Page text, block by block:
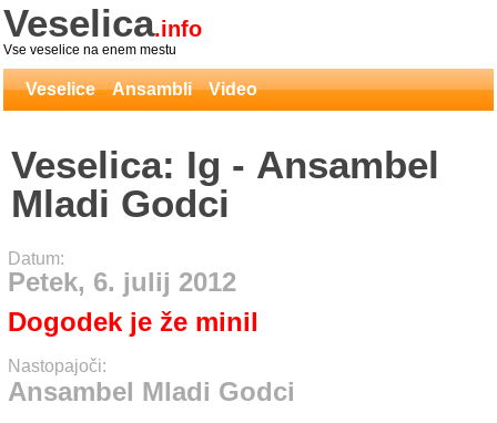
Veselica.info
Vse veselice na enem mestu
Veselice Ansambli Video
Veselica: Ig - Ansambel
Mladi Godci
Datum:
Petek, 6. julij 2012
Dogodek je že minil
Nastopajoči:
Ansambel Mladi Godci